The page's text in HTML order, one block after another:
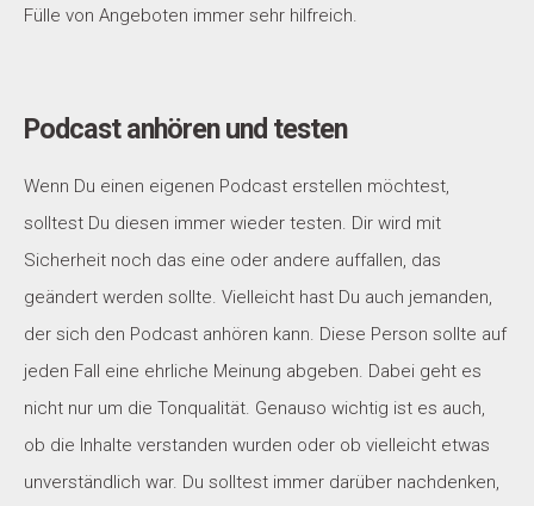
Fülle von Angeboten immer sehr hilfreich.
Podcast anhören und testen
Wenn Du einen eigenen Podcast erstellen möchtest,
solltest Du diesen immer wieder testen. Dir wird mit
Sicherheit noch das eine oder andere auffallen, das
geändert werden sollte. Vielleicht hast Du auch jemanden,
der sich den Podcast anhören kann. Diese Person sollte auf
jeden Fall eine ehrliche Meinung abgeben. Dabei geht es
nicht nur um die Tonqualität. Genauso wichtig ist es auch,
ob die Inhalte verstanden wurden oder ob vielleicht etwas
unverständlich war. Du solltest immer darüber nachdenken,